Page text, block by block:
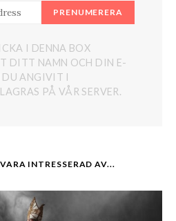
PRENUMERERA
I DENNA BOX
DITT NAMN OCH DIN E-
DU ANGIVIT I
PÅ VÅR SERVER.
INTRESSERAD AV...